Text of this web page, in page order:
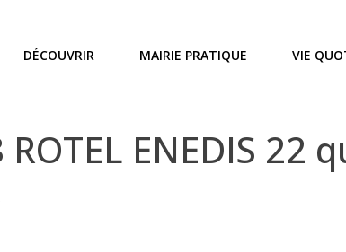
DÉCOUVRIR MAIRIE PRATIQUE VIE
ROTEL ENEDIS 22